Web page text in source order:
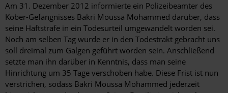
Am 31. Dezember 2012 informierte ein Polizeibeamter des
Kober-Gefängnisses Bakri Moussa Mohammed darüber, dass
seine Haftstrafe in ein Todesurteil umgewandelt worden sei.
Noch am selben Tag wurde er in den Todestrakt gebracht uns
soll dreimal zum Galgen geführt worden sein. Anschließend
setzte man ihn darüber in Kenntnis, dass man seine
Hinrichtung um 35 Tage verschoben habe. Diese Frist ist nun
verstrichen, sodass Bakri Moussa Mohammed jederzeit